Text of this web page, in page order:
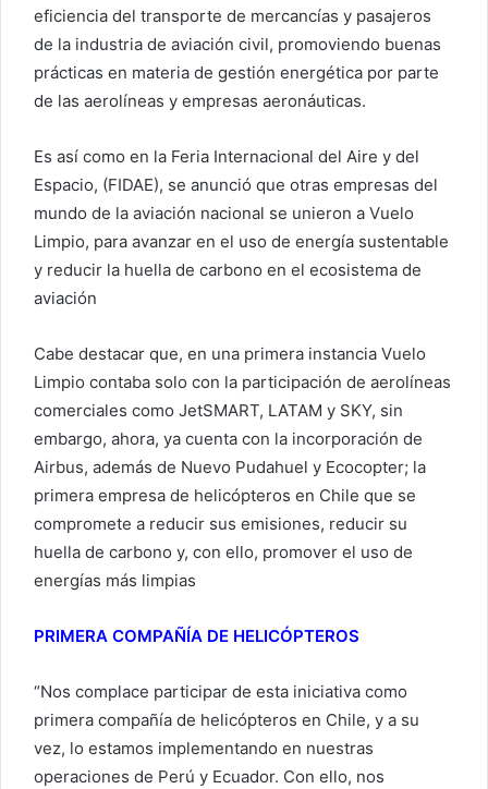
eficiencia del transporte de mercancías y pasajeros
de la industria de aviación civil, promoviendo buenas
prácticas en materia de gestión energética por parte
de las aerolíneas y empresas aeronáuticas.
Es así como en la Feria Internacional del Aire y del
Espacio, (FIDAE), se anunció que otras empresas del
mundo de la aviación nacional se unieron a Vuelo
Limpio, para avanzar en el uso de energía sustentable
y reducir la huella de carbono en el ecosistema de
aviación
Cabe destacar que, en una primera instancia Vuelo
Limpio contaba solo con la participación de aerolíneas
comerciales como JetSMART, LATAM y SKY, sin
embargo, ahora, ya cuenta con la incorporación de
Airbus, además de Nuevo Pudahuel y Ecocopter; la
primera empresa de helicópteros en Chile que se
compromete a reducir sus emisiones, reducir su
huella de carbono y, con ello, promover el uso de
energías más limpias
PRIMERA COMPAÑÍA DE HELICÓPTEROS
“Nos complace participar de esta iniciativa como
primera compañía de helicópteros en Chile, y a su
vez, lo estamos implementando en nuestras
operaciones de Perú y Ecuador. Con ello, nos